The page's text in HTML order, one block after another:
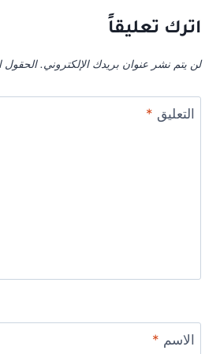
اترك تعليقاً
لن يتم نشر عنوان بريدك الإلكتروني. الحقول
التعليق *
الاسم *